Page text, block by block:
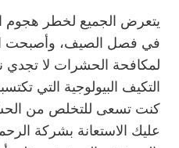
يتعرض الجميع لخطر
في فصل الصيف، وأصبحت
لمكافحة الحشرات لا تجدي
التكيف البيولوجية التي
كنت تسعى للتخلص من
عليك الاستعانة بشركة